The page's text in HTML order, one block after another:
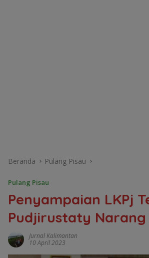
Beranda Pulang Pisau
Pulang Pisau
Penyampaian LKPj
Pudjirustaty
Jurnal Kalimantan
10 April 2023